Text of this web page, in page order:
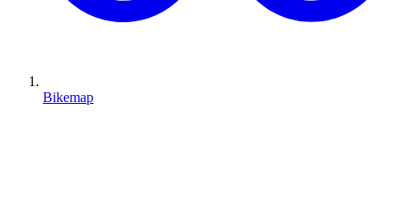
Bikemap